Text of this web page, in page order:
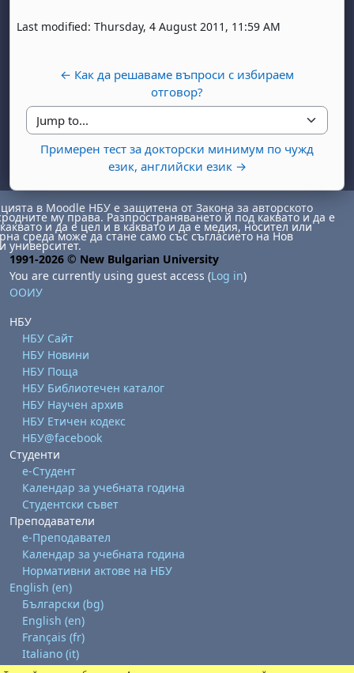
Last modified: Thursday, 4 August 2011, 11:59 AM
← Как да решаваме въпроси с избираем
отговор?
Jump to...
Примерен тест за докторски минимум по чужд
език, английски език →
в Moodle НБУ е защитена от Закона за авторското
му права. Разпространяването й под каквато и да е
и да е цел и в каквато и да е медия, носител или
среда може да стане само със съгласието на Нов
университет.
1991-2026 © New Bulgarian University
You are currently using guest access (Log in)
ООИУ
НБУ
НБУ Сайт
НБУ Новини
НБУ Поща
НБУ Библиотечен каталог
НБУ Научен архив
НБУ Етичен кодекс
НБУ@facebook
Студенти
е-Студент
Календар за учебната година
Студентски съвет
Преподаватели
е-Преподавател
Календар за учебната година
Нормативни актове на НБУ
English ‎(en)‎
Български ‎(bg)‎
English ‎(en)‎
Français ‎(fr)‎
Italiano ‎(it)‎